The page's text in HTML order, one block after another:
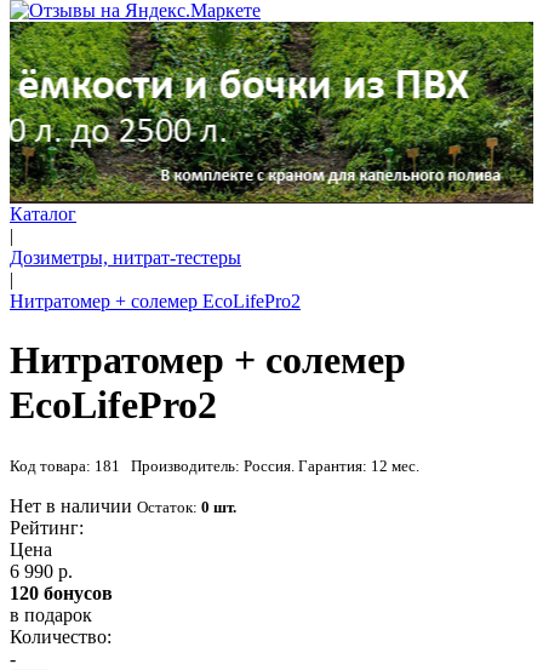
Каталог
|
Дозиметры, нитрат-тестеры
|
Нитратомер + солемер EcoLifePro2
Нитратомер + солемер
EcoLifePro2
Код товара: 181 Производитель: Россия. Гарантия: 12 мес.
Нет в наличии Остаток: 0 шт.
Рейтинг:
Цена
6 990 р.
120 бонусов
в подарок
Количество:
-